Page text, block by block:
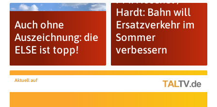
Auch ohne
Auszeichnung: die
ELSE ist topp!
Hardt: Bahn will
Ersatzverkehr im
Sommer
verbessern
Aktuell auf